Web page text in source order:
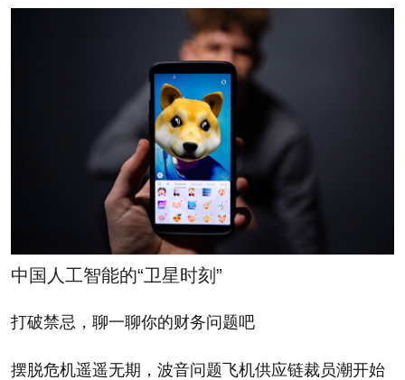
中国人工智能的“卫星时刻”
打破禁忌，聊一聊你的财务问题吧
摆脱危机遥遥无期，波音问题飞机供应链裁员潮开始